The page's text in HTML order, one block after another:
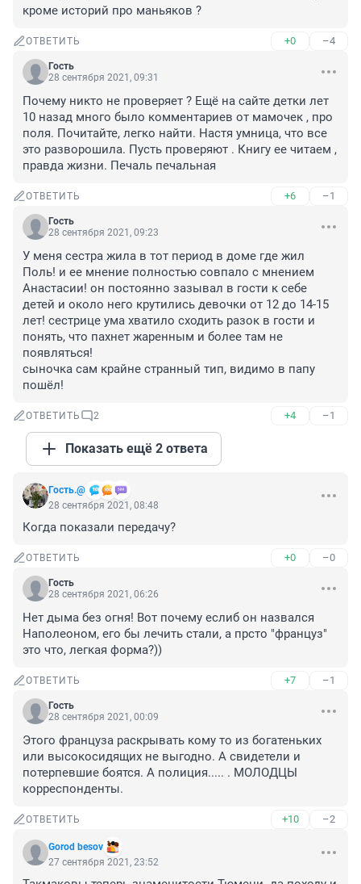
кроме историй про маньяков ?
ОТВЕТИТЬ +0 –4
Гость
28 сентября 2021, 09:31
Почему никто не проверяет ? Ещё на сайте детки лет
10 назад много было комментариев от мамочек , про
поля. Почитайте, легко найти. Настя умница, что все
это разворошила. Пусть проверяют . Книгу ее читаем ,
правда жизни. Печаль печальная
ОТВЕТИТЬ +6 –1
Гость
28 сентября 2021, 09:23
У меня сестра жила в тот период в доме где жил
Поль! и ее мнение полностью совпало с мнением
Анастасии! он постоянно зазывал в гости к себе
детей и около него крутились девочки от 12 до 14-15
лет! сестрице ума хватило сходить разок в гости и
понять, что пахнет жаренным и более там не
появляться!
сыночка сам крайне странный тип, видимо в папу
пошёл!
ОТВЕТИТЬ 2 +4 –1
Показать ещё 2 ответа
Гость.@
28 сентября 2021, 08:48
Когда показали передачу?
ОТВЕТИТЬ +0 –0
Гость
28 сентября 2021, 06:26
Нет дыма без огня! Вот почему еслиб он назвался
Наполеоном, его бы лечить стали, а прсто "француз"
это что, легкая форма?))
ОТВЕТИТЬ +7 –1
Гость
28 сентября 2021, 00:09
Этого француза раскрывать кому то из богатеньких
или высокосидящих не выгодно. А свидетели и
потерпевшие боятся. А полиция..... . МОЛОДЦЫ
корреспонденты.
ОТВЕТИТЬ +10 –2
Gorod besov
27 сентября 2021, 23:52